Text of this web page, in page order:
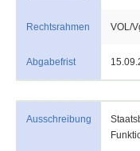
Rechtsrahmen VOL/
Abgabefrist
Ausschreibung